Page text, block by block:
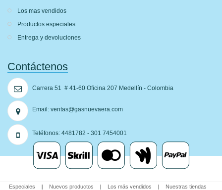
Los mas vendidos
Productos especiales
Entrega y devoluciones
Contáctenos
Carrera 51 # 41­-60 Oficina 207 Medellín - Colombia
Email: ventas@gasnuevaera.com
Teléfonos: 4481782 - 301 7454001
Especiales Nuevos productos Los más vendidos Nuestras tiendas